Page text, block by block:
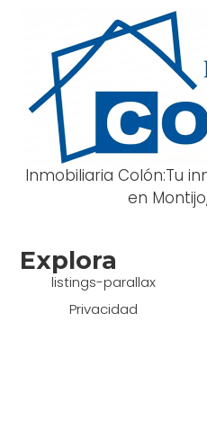
Inmobiliaria Colón:Tu
en
Explora
listings-parallax
Privacidad